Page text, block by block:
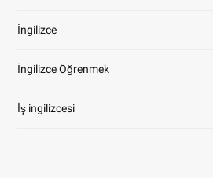
İngilizce
İngilizce Öğrenmek
İş ingilizcesi